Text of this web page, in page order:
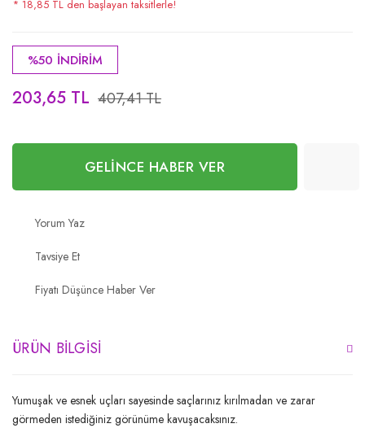
* 18,85 TL den başlayan taksitlerle!
%50 İNDİRİM
203,65 TL 407,41 TL
GELİNCE HABER VER
Yorum Yaz
Tavsiye Et
Fiyatı Düşünce Haber Ver
ÜRÜN BILGISI
Yumuşak ve esnek uçları sayesinde saçlarınız kırılmadan ve zarar
görmeden istediğiniz görünüme kavuşacaksınız.